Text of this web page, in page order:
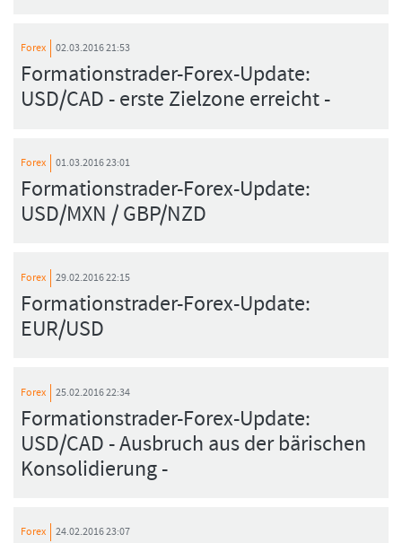
Forex 02.03.2016 21:53
Formationstrader-Forex-Update:
USD/CAD - erste Zielzone erreicht -
Forex 01.03.2016 23:01
Formationstrader-Forex-Update:
USD/MXN / GBP/NZD
Forex 29.02.2016 22:15
Formationstrader-Forex-Update:
EUR/USD
Forex 25.02.2016 22:34
Formationstrader-Forex-Update:
USD/CAD - Ausbruch aus der bärischen
Konsolidierung -
Forex 24.02.2016 23:07